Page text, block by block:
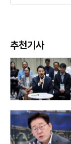
추천기사